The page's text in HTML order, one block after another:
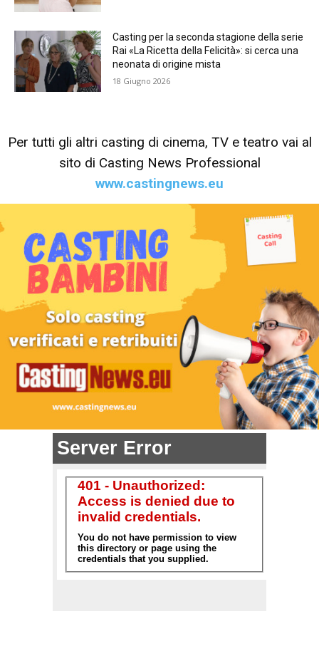
Casting per la seconda stagione della serie
Rai «La Ricetta della Felicità»: si cerca una
neonata di origine mista
18 Giugno 2026
Per tutti gli altri casting di cinema, TV e teatro vai al
sito di Casting News Professional
www.castingnews.eu